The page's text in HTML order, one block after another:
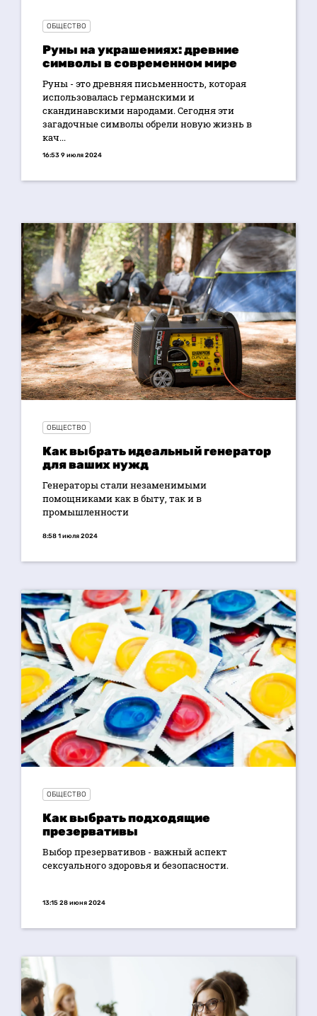
ОБЩЕСТВО
Руны на украшениях: древние
символы в современном мире
Руны - это древняя письменность, которая
использовалась германскими и
скандинавскими народами. Сегодня эти
загадочные символы обрели новую жизнь в
кач...
16:53 9 июля 2024
ОБЩЕСТВО
Как выбрать идеальный генератор
для ваших нужд
Генераторы стали незаменимыми
помощниками как в быту, так и в
промышленности
8:58 1 июля 2024
ОБЩЕСТВО
Как выбрать подходящие
презервативы
Выбор презервативов - важный аспект
сексуального здоровья и безопасности.
13:15 28 июня 2024